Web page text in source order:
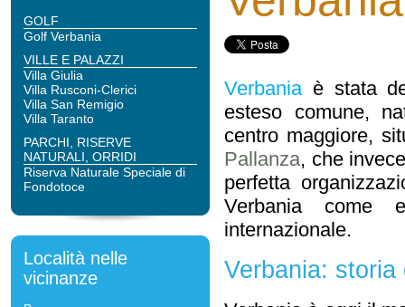
GOLF
Golf Verbania
VILLE E PALAZZI
Villa Giulia
Villa Rusconi-Clerici
Villa San Remigio
Villa Taranto
PARCHI, RISERVE
NATURALI, ORRIDI
Riserva Naturale Speciale di
Fondotoce
Località nelle
vicinanze
Verbaniaè stata
esteso comune,
centro maggiore,
Pallanza, che
perfetta
Verbania come
internazionale.
Verbania: storia